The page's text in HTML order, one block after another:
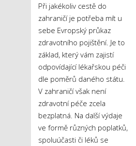
Při jakékoliv cestě do
zahraničí je potřeba mít u
sebe Evropský průkaz
zdravotního pojištění. Je to
základ, který vám zajistí
odpovídající lékařskou péči
dle poměrů daného státu.
V zahraničí však není
zdravotní péče zcela
bezplatná. Na další výdaje
ve formě různých poplatků,
spoluúčasti či léků se